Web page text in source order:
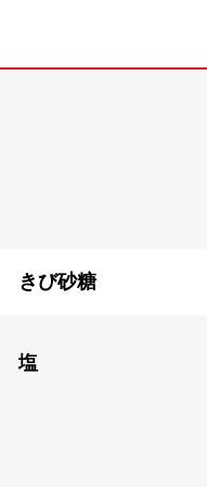
きび砂糖
塩